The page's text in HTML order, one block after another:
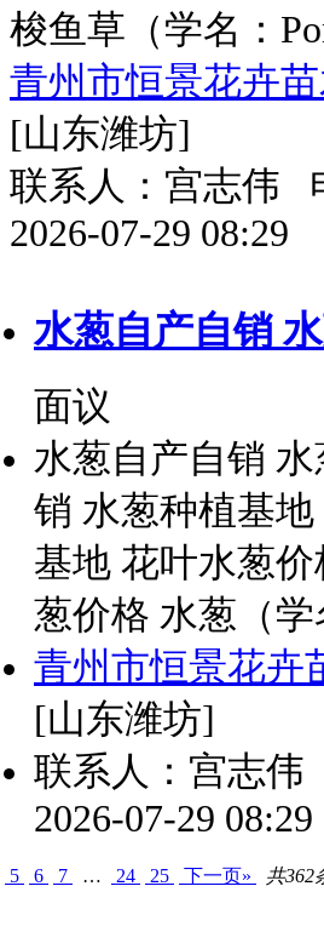
梭鱼草（学名：
青州市恒景花卉
[山东潍坊]
联系人：宫志伟
2026-07-29 08:29
水葱自产自销
面议
水葱自产自销
销 水葱种植基
基地 花叶水葱
葱价格 水葱（学
青州市恒景花卉
[山东潍坊]
联系人：宫志伟
2026-07-29
5 6 7 … 24 25 下一页» 共362